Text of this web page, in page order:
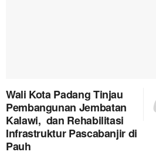
Wali Kota Padang Tinjau
Pembangunan Jembatan
Kalawi, dan Rehabilitasi
Infrastruktur Pascabanjir di
Pauh